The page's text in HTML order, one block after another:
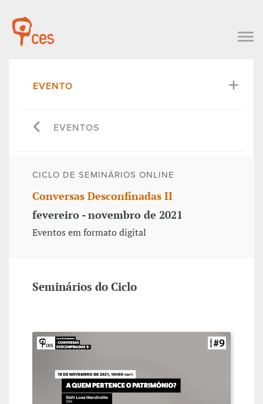
EVENTO
EVENTOS
CICLO DE SEMINÁRIOS ONLINE
Conversas Desconfinadas II
fevereiro - novembro de 2021
Eventos em formato digital
Seminários do Ciclo